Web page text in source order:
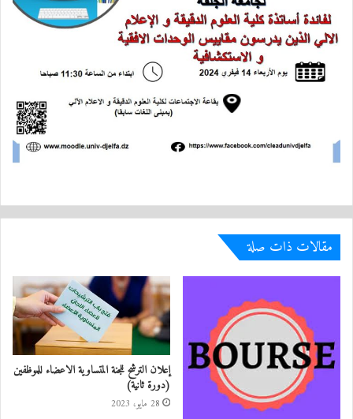
مقالات ذات صلة
إعلان الترشح للجنة المتساوية الاعضاء للموظفين
(دورة ثانية)
28 مايو، 2023